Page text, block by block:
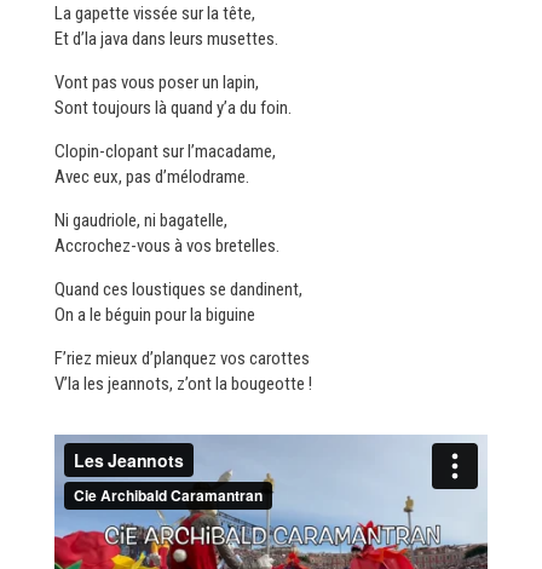
La gapette vissée sur la tête,
Et d’la java dans leurs musettes.
Vont pas vous poser un lapin,
Sont toujours là quand y’a du foin.
Clopin-clopant sur l’macadame,
Avec eux, pas d’mélodrame.
Ni gaudriole, ni bagatelle,
Accrochez-vous à vos bretelles.
Quand ces loustiques se dandinent,
On a le béguin pour la biguine
F’riez mieux d’planquez vos carottes
V’la les jeannots, z’ont la bougeotte !